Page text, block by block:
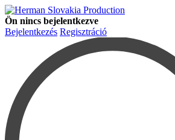
Ön nincs bejelentkezve
Bejelentkezés Regisztráció